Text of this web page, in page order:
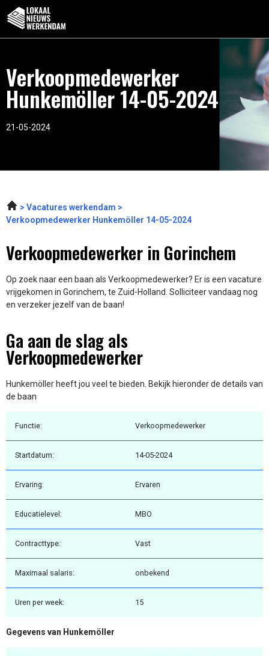
Verkoopmedewerker
Hunkemöller 14-05-2024
21-05-2024
Vacatures werkendam
Verkoopmedewerker Hunkemöller 14-05-2024
Verkoopmedewerker in Gorinchem
Op zoek naar een baan als Verkoopmedewerker? Er is een vacature
vrijgekomen in Gorinchem, te Zuid-Holland. Solliciteer vandaag nog
en verzeker jezelf van de baan!
Ga aan de slag als
Verkoopmedewerker
Hunkemöller heeft jou veel te bieden. Bekijk hieronder de details van
de baan
Functie: Verkoopmedewerker
Startdatum: 14-05-2024
Ervaring: Ervaren
Educatielevel: MBO
Contracttype: Vast
Maximaal salaris: onbekend
Uren per week: 15
Gegevens van Hunkemöller